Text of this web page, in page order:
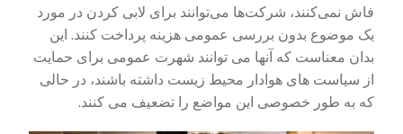
فاش نمی‌کنند، شرکت‌ها می‌توانند برای لابی کردن در مورد
یک موضوع بدون بررسی عمومی هزینه پرداخت کنند. این
بدان معناست که آنها می توانند شهرت عمومی برای حمایت
از سیاست های هوادار محیط زیست داشته باشند، در حالی
که به طور خصوصی این مواضع را تضعیف می کنند.